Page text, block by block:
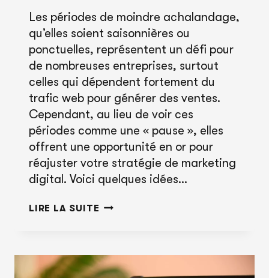
Les périodes de moindre achalandage,
qu’elles soient saisonnières ou
ponctuelles, représentent un défi pour
de nombreuses entreprises, surtout
celles qui dépendent fortement du
trafic web pour générer des ventes.
Cependant, au lieu de voir ces
périodes comme une « pause », elles
offrent une opportunité en or pour
réajuster votre stratégie de marketing
digital. Voici quelques idées…
LIRE LA SUITE QUE
VOTRE
MARKETING